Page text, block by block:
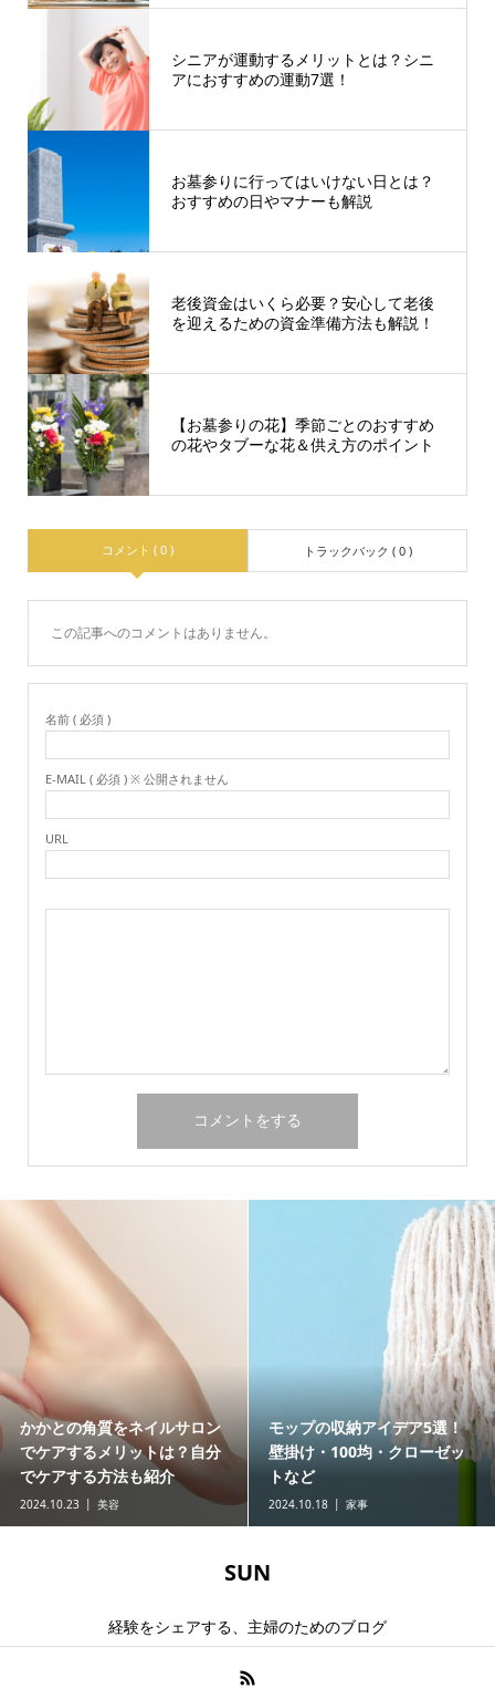
シニアが運動するメリットとは？シニ
アにおすすめの運動7選！
お墓参りに行ってはいけない日とは？
おすすめの日やマナーも解説
老後資金はいくら必要？安心して老後
を迎えるための資金準備方法も解説！
【お墓参りの花】季節ごとのおすすめ
の花やタブーな花＆供え方のポイント
コメント ( 0 ) トラックバック ( 0 )
この記事へのコメントはありません。
名前 ( 必須 )
E-MAIL ( 必須 ) ※ 公開されません
URL
娘の結婚式で黒留袖を着る場
合のマナーとは？母親必見の
選び方も解説
2024.10.05 冠婚葬祭
老犬（シニア犬）は下痢にな
りやすい！様子見するか病院
へ行くかの判断基準とは
2024.10.05 ペット
SUN
経験をシェアする、主婦のためのブログ